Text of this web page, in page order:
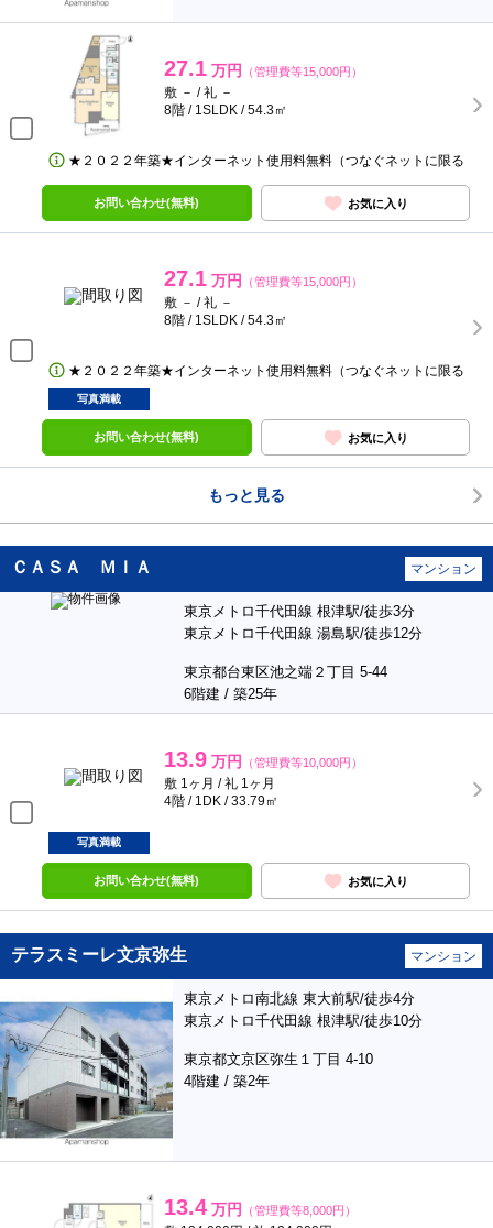
27.1 万円 （管理費等15,000円）
敷 － / 礼 －
8階 / 1SLDK / 54.3㎡
★２０２２年築★インターネット使用料無料（つなぐネットに限る
お問い合わせ(無料) お気に入り
27.1 万円 （管理費等15,000円）
敷 － / 礼 －
8階 / 1SLDK / 54.3㎡
★２０２２年築★インターネット使用料無料（つなぐネットに限る
写真満載
お問い合わせ(無料) お気に入り
もっと見る
ＣＡＳＡ ＭＩＡ マンション
東京メトロ千代田線 根津駅/徒歩3分
東京メトロ千代田線 湯島駅/徒歩12分
東京都台東区池之端２丁目 5-44
6階建 / 築25年
13.9 万円 （管理費等10,000円）
敷 1ヶ月 / 礼 1ヶ月
4階 / 1DK / 33.79㎡
写真満載
お問い合わせ(無料) お気に入り
テラスミーレ文京弥生 マンション
東京メトロ南北線 東大前駅/徒歩4分
東京メトロ千代田線 根津駅/徒歩10分
東京都文京区弥生１丁目 4-10
4階建 / 築2年
13.4 万円 （管理費等8,000円）